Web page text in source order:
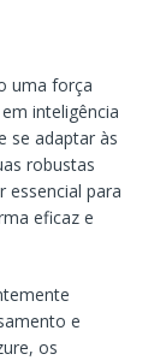
uma força
inteligência
se adaptar às
robustas
para
eficaz e
e
os